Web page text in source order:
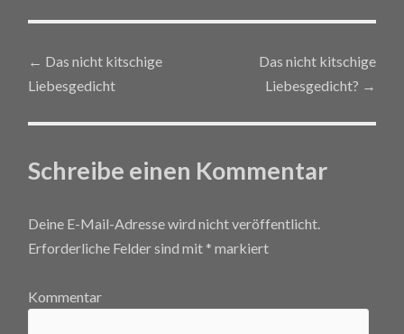
Post navigation
← Das nicht kitschige
Liebesgedicht
Das nicht kitschige
Liebesgedicht? →
Schreibe einen Kommentar
Deine E-Mail-Adresse wird nicht veröffentlicht.
Erforderliche Felder sind mit * markiert
Kommentar